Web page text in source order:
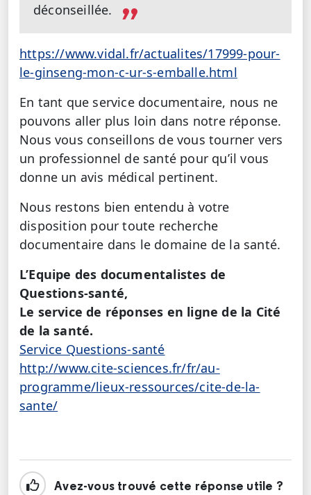
déconseillée.
https://www.vidal.fr/actualites/17999-pour-
le-ginseng-mon-c-ur-s-emballe.html
En tant que service documentaire, nous ne
pouvons aller plus loin dans notre réponse.
Nous vous conseillons de vous tourner vers
un professionnel de santé pour qu’il vous
donne un avis médical pertinent.
Nous restons bien entendu à votre
disposition pour toute recherche
documentaire dans le domaine de la santé.
L’Equipe des documentalistes de
Questions-santé,
Le service de réponses en ligne de la Cité
de la santé.
Service Questions-santé
http://www.cite-sciences.fr/fr/au-
programme/lieux-ressources/cite-de-la-
sante/
Avez-vous trouvé cette réponse utile ?